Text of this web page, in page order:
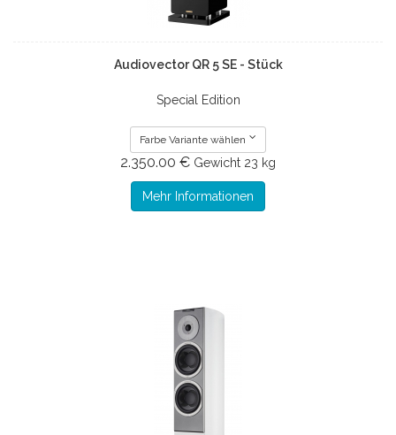
Audiovector QR 5 SE - Stück
Special Edition
Farbe Variante wählen
2.350.00 € Gewicht 23 kg
Mehr Informationen